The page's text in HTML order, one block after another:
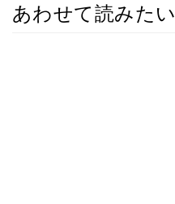
あわせて読みたい